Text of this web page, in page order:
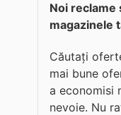
Noi reclame
magazinele
Căutați
mai bune
a economisi
nevoie. Nu